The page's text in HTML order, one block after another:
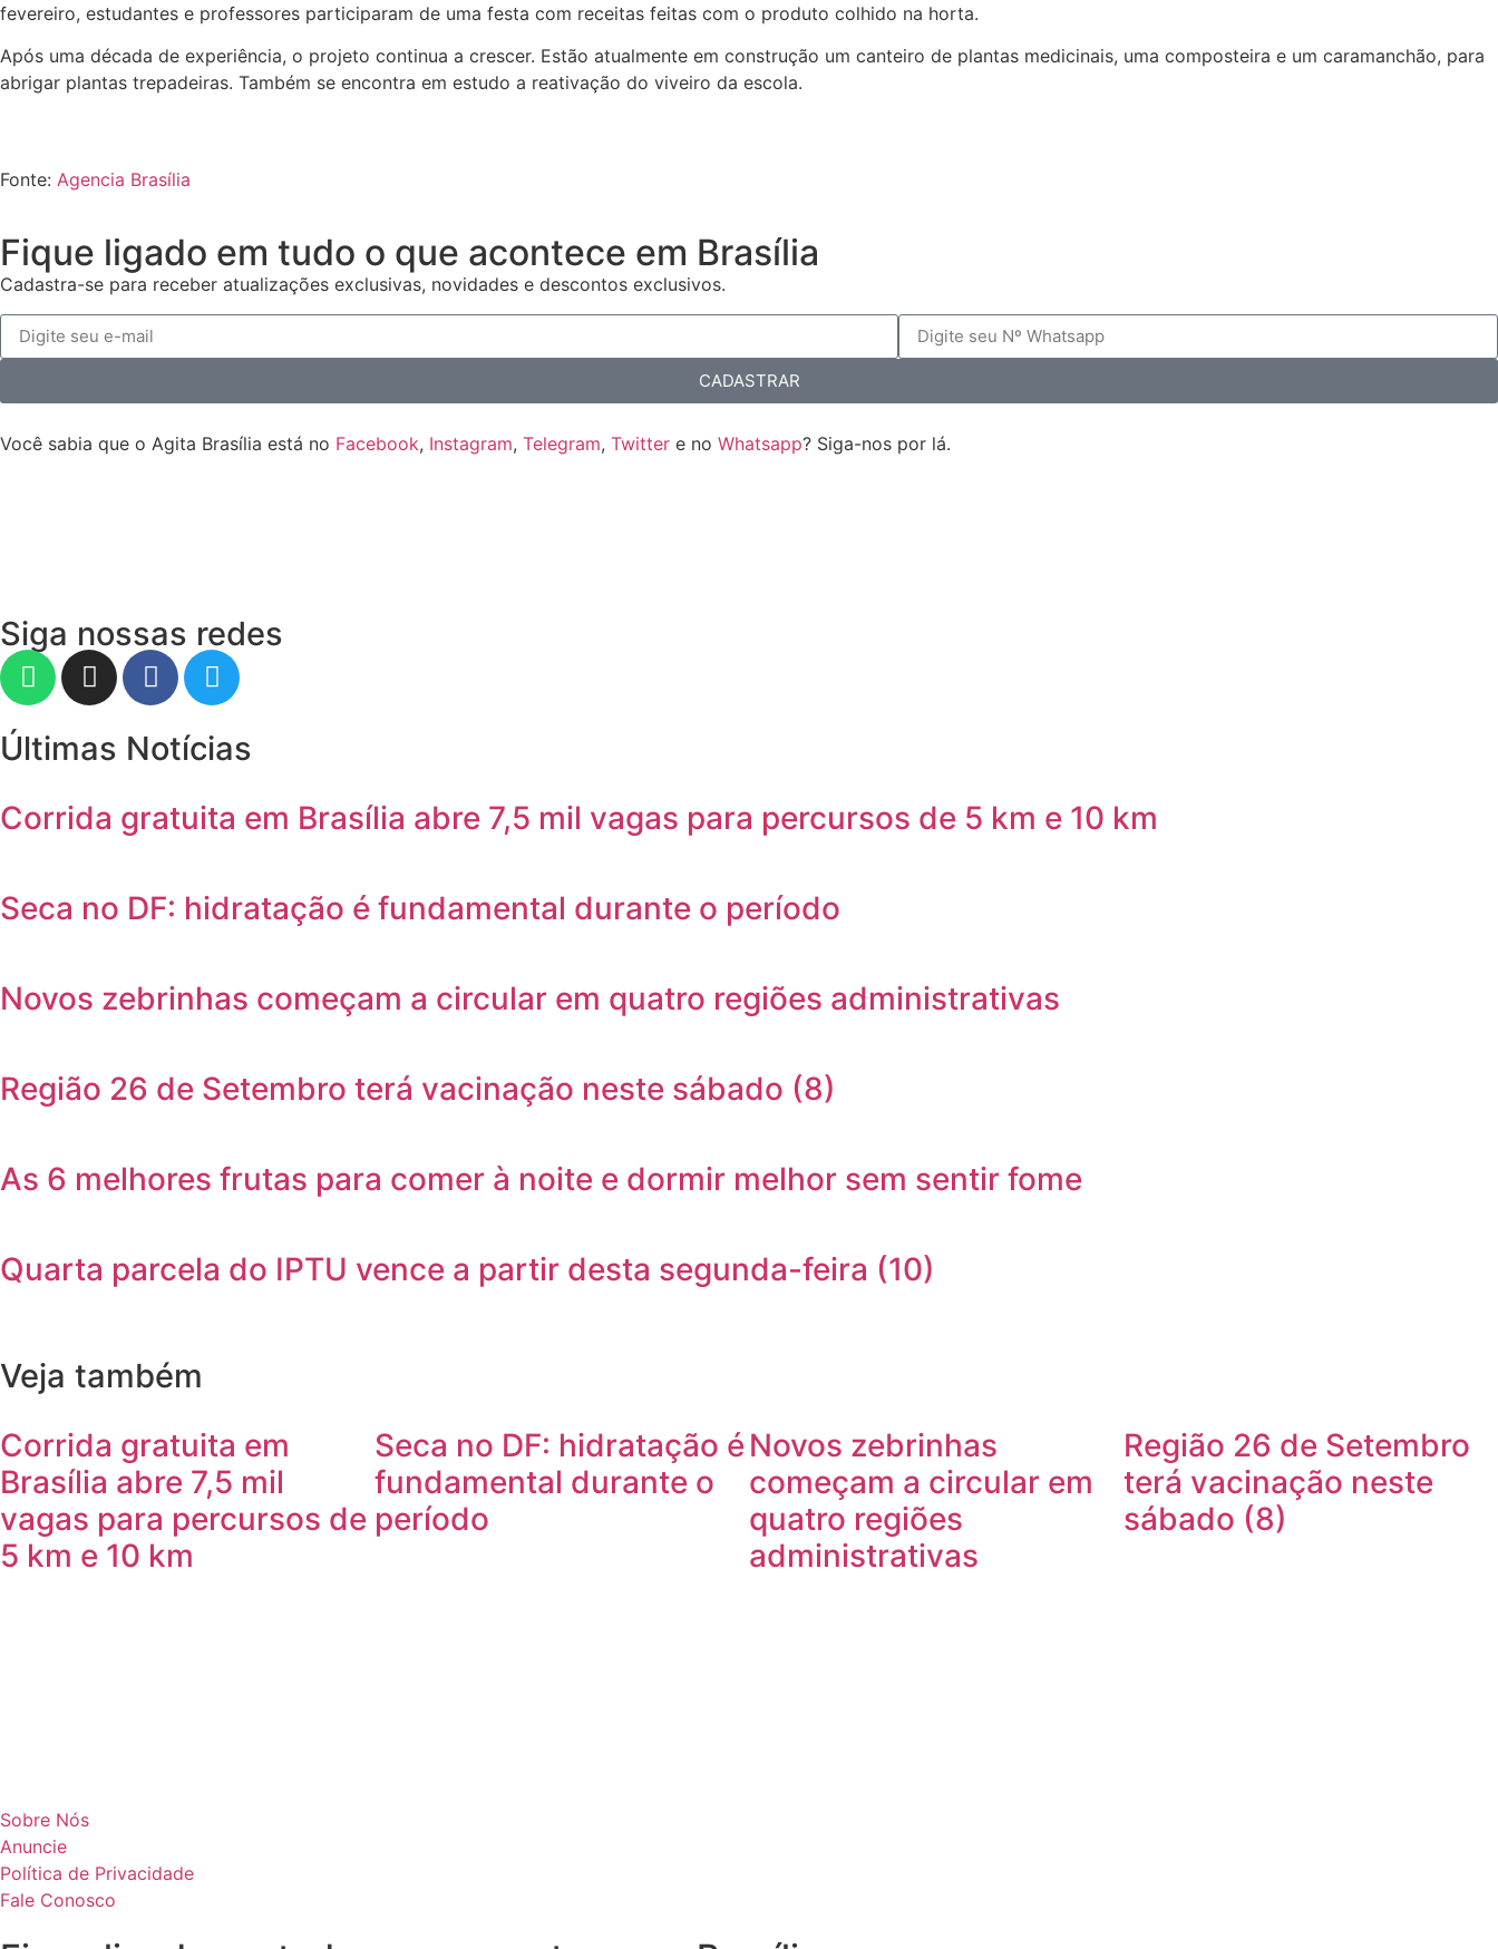
fevereiro, estudantes e professores participaram de uma festa com receitas feitas com o produto colhido na horta.
Após uma década de experiência, o projeto continua a crescer. Estão atualmente em construção um canteiro de plantas medicinais, uma composteira e um caramanchão, para
abrigar plantas trepadeiras. Também se encontra em estudo a reativação do viveiro da escola.
Fonte: Agencia Brasília
Fique ligado em tudo o que acontece em Brasília
Cadastra-se para receber atualizações exclusivas, novidades e descontos exclusivos.
CADASTRAR
Você sabia que o Agita Brasília está no Facebook, Instagram, Telegram, Twitter e no Whatsapp? Siga-nos por lá.
Siga nossas redes
Últimas Notícias
Corrida gratuita em Brasília abre 7,5 mil vagas para percursos de 5 km e 10 km
Seca no DF: hidratação é fundamental durante o período
Novos zebrinhas começam a circular em quatro regiões administrativas
Região 26 de Setembro terá vacinação neste sábado (8)
As 6 melhores frutas para comer à noite e dormir melhor sem sentir fome
Quarta parcela do IPTU vence a partir desta segunda-feira (10)
Veja também
Corrida gratuita em
Brasília abre 7,5 mil
vagas para percursos de
5 km e 10 km
Seca no DF: hidratação é
fundamental durante o
período
Novos zebrinhas
começam a circular em
quatro regiões
administrativas
Região 26 de Setembro
terá vacinação neste
sábado (8)
Sobre Nós
Anuncie
Política de Privacidade
Fale Conosco